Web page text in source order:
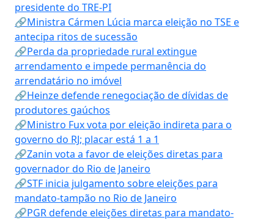
presidente do TRE-PI
🔗Ministra Cármen Lúcia marca eleição no TSE e
antecipa ritos de sucessão
🔗Perda da propriedade rural extingue
arrendamento e impede permanência do
arrendatário no imóvel
🔗Heinze defende renegociação de dívidas de
produtores gaúchos
🔗Ministro Fux vota por eleição indireta para o
governo do RJ; placar está 1 a 1
🔗Zanin vota a favor de eleições diretas para
governador do Rio de Janeiro
🔗STF inicia julgamento sobre eleições para
mandato-tampão no Rio de Janeiro
🔗PGR defende eleições diretas para mandato-